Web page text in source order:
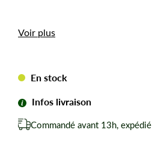
Caractéristiques
Hauteur du corps :
Fixation de la lame
Entraxe 2 trous de fixation:
Voir plus
En stock
Infos livraison
Commandé avant 13h,